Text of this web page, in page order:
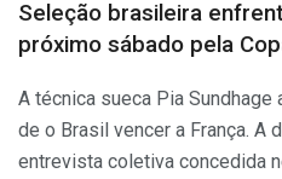
Seleção brasileira
próximo sábado pela
A técnica sueca Pia Sundhage
de o Brasil vencer a França. A
entrevista coletiva concedida